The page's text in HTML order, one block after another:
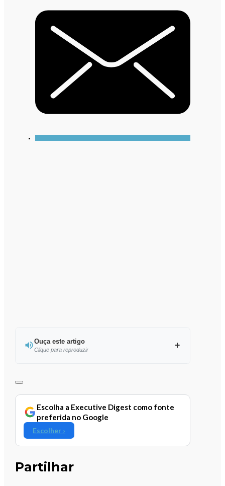
Ouça este artigo
Clique para reproduzir
Escolha a Executive Digest como fonte
preferida no Google
Escolher ›
Partilhar